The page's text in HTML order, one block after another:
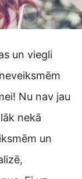
un viegli
Nu nav jau
nekā
un